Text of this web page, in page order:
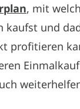
, mit
kaufst und
profitieren